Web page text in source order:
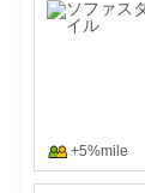
+5%mile